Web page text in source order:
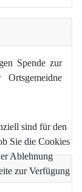
Spende zur
sind für den
Sie die Cookies
Ablehnung
zur Verfügung